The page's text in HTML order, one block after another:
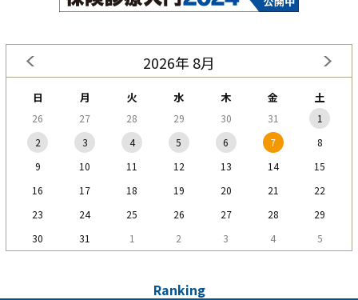
2026年 8月
日 月 火 水 木 金 土
26 27 28 29 30 31
1
2
3 4 5 6 7
8
9
10 11 12 13 14
15
16
17 18 19 20 21
22
23
24 25 26 27 28
29
30
31 1 2 3 4 5
Ranking